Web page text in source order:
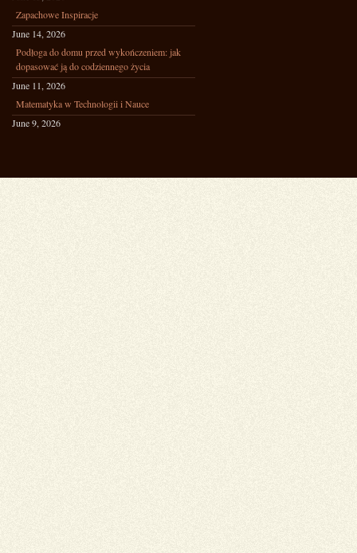
Zapachowe Inspiracje
June 14, 2026
Podłoga do domu przed wykończeniem: jak
dopasować ją do codziennego życia
June 11, 2026
Matematyka w Technologii i Nauce
June 9, 2026